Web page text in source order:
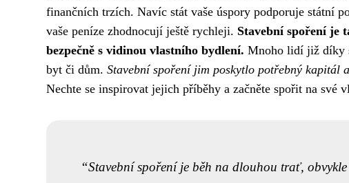
finančních trzích. Navíc stát vaše úspory podporuje státní
vaše peníze zhodnocují ještě rychleji. Stavební spoření je
bezpečně s vidinou vlastního bydlení. Mnoho lidí již díky
byt či dům. Stavební spoření jim poskytlo potřebný kapitál
Nechte se inspirovat jejich příběhy a začněte spořit na své
Stavební spoření je běh na dlouhou trať, obvykle